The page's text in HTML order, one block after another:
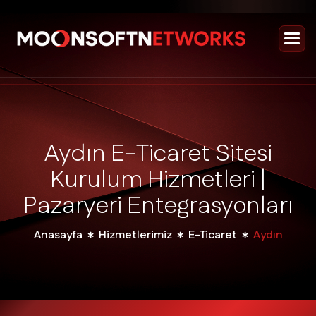
Aydın E-TicaretSitesi
KurulumHizmetleri |
PazaryeriEntegrasyonları
Anasayfa Hizmetlerimiz E-Ticaret Aydın